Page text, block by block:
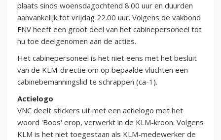
plaats sinds woensdagochtend 8.00 uur en duurden
aanvankelijk tot vrijdag 22.00 uur. Volgens de vakbond
FNV heeft een groot deel van het cabinepersoneel tot
nu toe deelgenomen aan de acties.
Het cabinepersoneel is het niet eens met het besluit
van de KLM-directie om op bepaalde vluchten een
cabinebemanningslid te schrappen (ca-1).
Actielogo
VNC deelt stickers uit met een actielogo met het
woord 'Boos' erop, verwerkt in de KLM-kroon. Volgens
KLM is het niet toegestaan als KLM-medewerker de